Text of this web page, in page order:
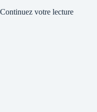
Continuez votre lecture